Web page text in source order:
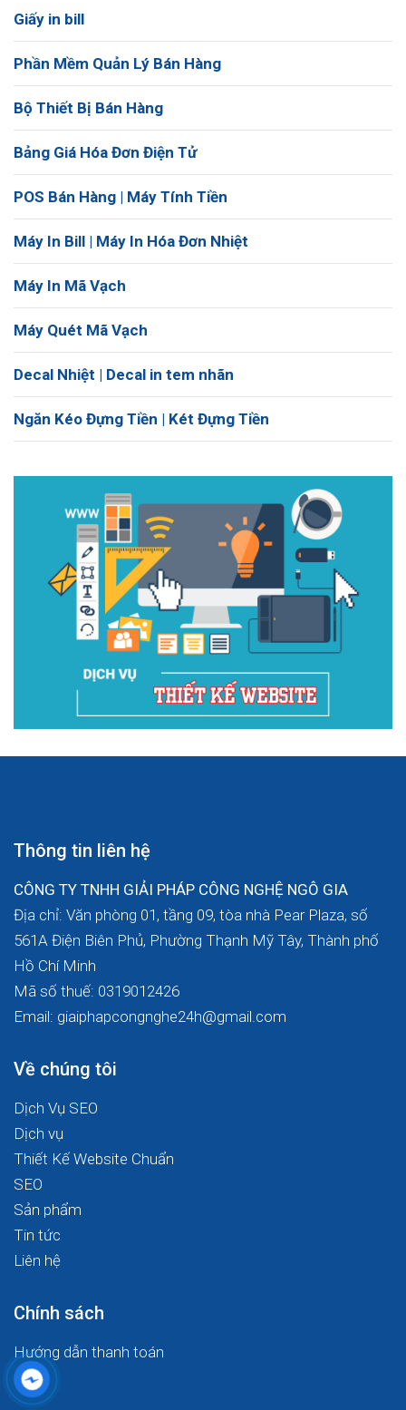
Giấy in bill
Phần Mềm Quản Lý Bán Hàng
Bộ Thiết Bị Bán Hàng
Bảng Giá Hóa Đơn Điện Tử
POS Bán Hàng | Máy Tính Tiền
Máy In Bill | Máy In Hóa Đơn Nhiệt
Máy In Mã Vạch
Máy Quét Mã Vạch
Decal Nhiệt | Decal in tem nhãn
Ngăn Kéo Đựng Tiền | Két Đựng Tiền
Thông tin liên hệ
CÔNG TY TNHH GIẢI PHÁP CÔNG NGHỆ NGÔ GIA
Địa chỉ: Văn phòng 01, tầng 09, tòa nhà Pear Plaza, số
561A Điện Biên Phủ, Phường Thạnh Mỹ Tây, Thành phố
Hồ Chí Minh
Mã số thuế: 0319012426
Email: giaiphapcongnghe24h@gmail.com
Về chúng tôi
Dịch Vụ SEO
Dịch vụ
Thiết Kế Website Chuẩn
SEO
Sản phẩm
Tin tức
Liên hệ
Chính sách
Hướng dẫn thanh toán